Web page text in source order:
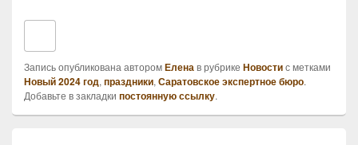
Запись опубликована авторомЕленав рубрике Новостис метками
Новый 2024 год, праздники, Саратовское экспертное бюро.
Добавьте в закладки постоянную ссылку.